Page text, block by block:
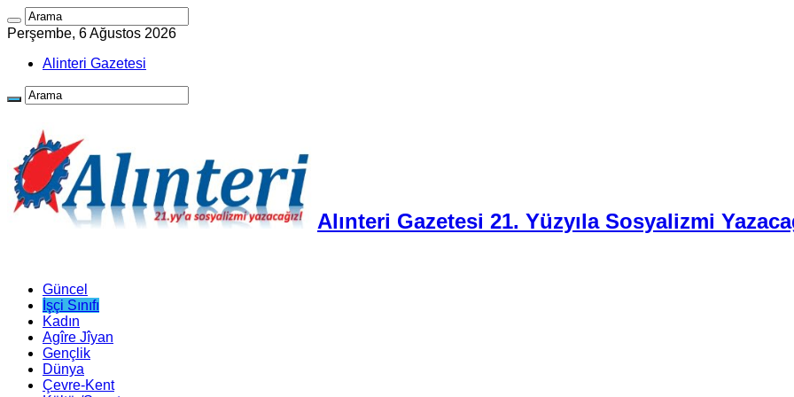
Perşembe, 6 Ağustos 2026
Alinteri Gazetesi
Alınteri Gazetesi 21. Yüzyıla Sosyalizmi
Güncel
İşçi Sınıfı
Kadın
Agîre Jîyan
Gençlik
Dünya
Çevre-Kent